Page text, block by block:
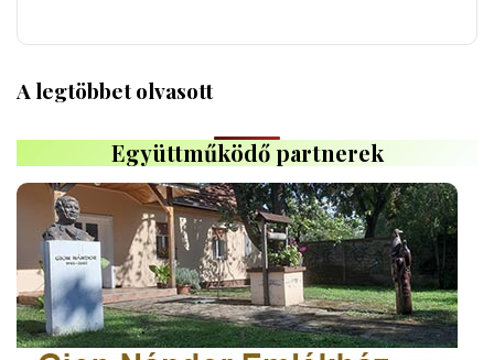
A legtöbbet olvasott
Együttműködő partnerek